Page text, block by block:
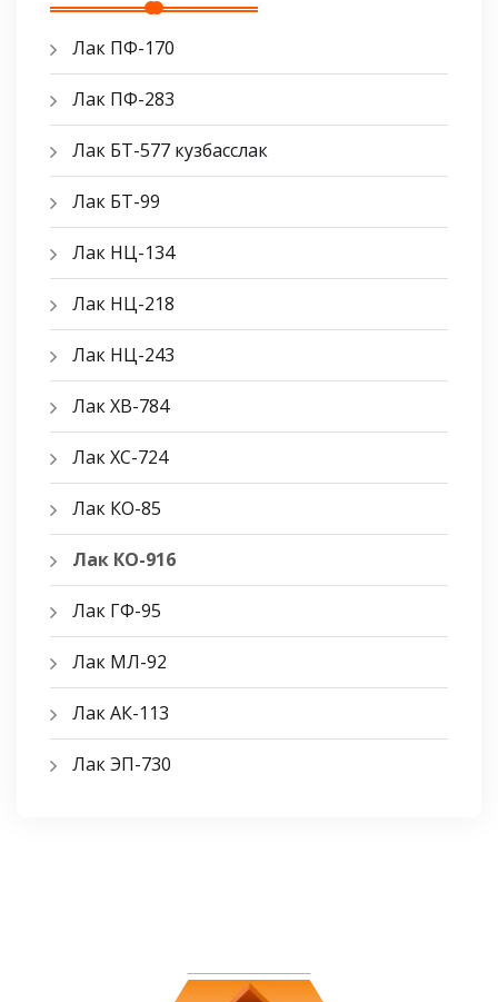
Лак ПФ-170
Лак ПФ-283
Лак БТ-577 кузбасслак
Лак БТ-99
Лак НЦ-134
Лак НЦ-218
Лак НЦ-243
Лак ХВ-784
Лак ХС-724
Лак КО-85
Лак КО-916
Лак ГФ-95
Лак МЛ-92
Лак АК-113
Лак ЭП-730